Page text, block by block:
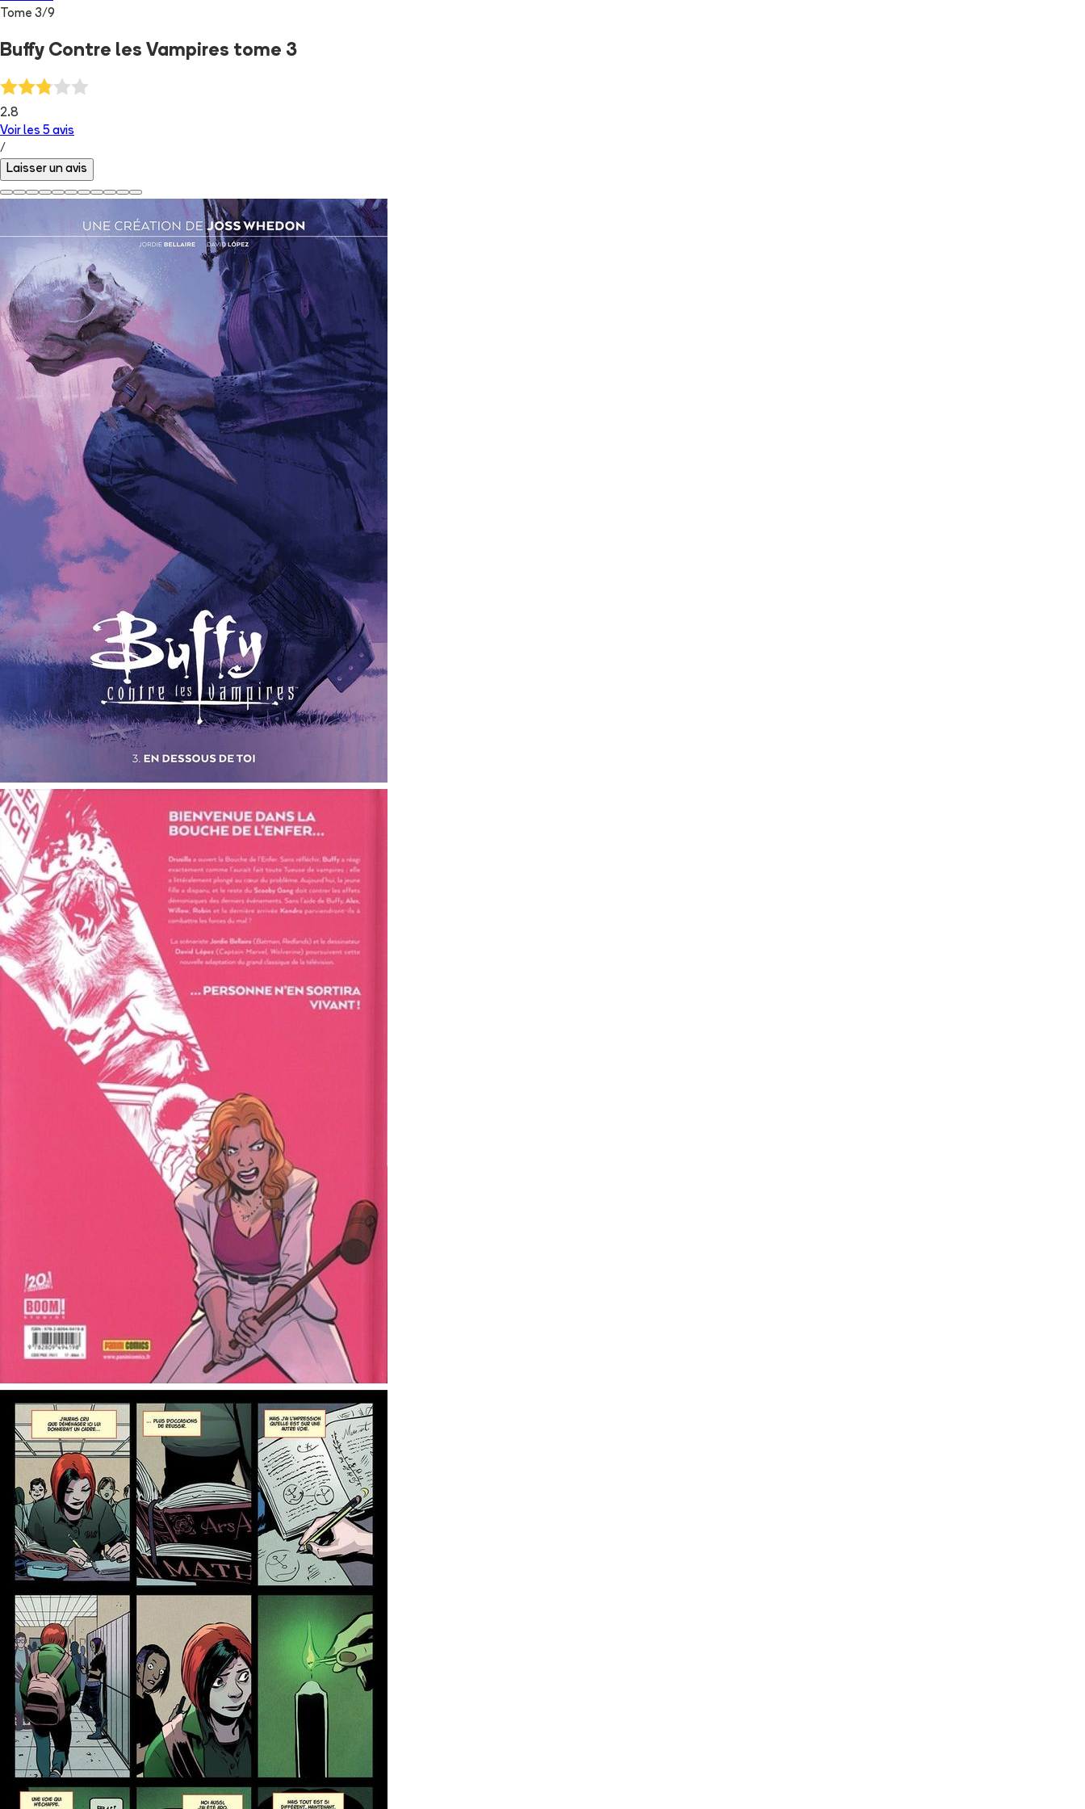
Tome 3/9
Buffy Contre les Vampires tome 3
2.8
Voir les 5 avis
/
Laisser un avis